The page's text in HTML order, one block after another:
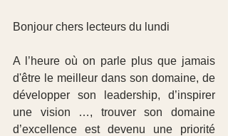
Bonjour chers lecteurs du lundi
A l’heure où on parle plus que jamais
d'être le meilleur dans son domaine, de
développer son leadership, d’inspirer
une vision …, trouver son domaine
d’excellence est devenu une priorité